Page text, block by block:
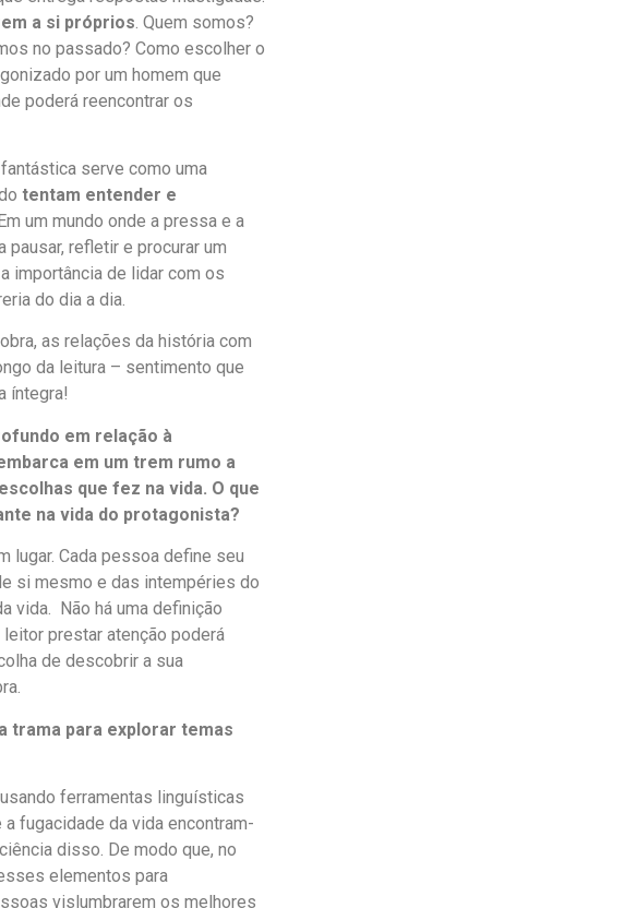
a si próprios . Quem somos?
no passado? Como escolher o
por um homem que
poderá reencontrar os
serve como uma
tentam entender e
um mundo onde a pressa e a
pausar, refletir e procurar um
importância de lidar com os
do dia a dia.
as relações da história com
da leitura – sentimento que
íntegra!
em relação à
em um trem rumo a
que fez na vida. O que
na vida do protagonista?
lugar. Cada pessoa define seu
si mesmo e das intempéries do
vida. Não há uma definição
prestar atenção poderá
de descobrir a sua
trama para explorar temas
ferramentas linguísticas
fugacidade da vida encontram-
disso. De modo que, no
elementos para
vislumbrarem os melhores